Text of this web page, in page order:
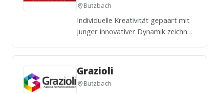
Butzbach
Individuelle Kreativität gepaart mit
junger innovativer Dynamik zeichnet
suchen einen Partner der aus Ihren
Visionen und Wünschen einen
Werbeauftritt nach Maß gestaltet?
…
Grazioli
Butzbach